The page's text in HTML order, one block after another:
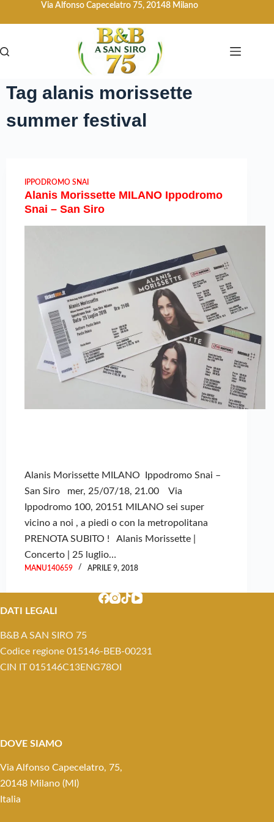
Via Alfonso Capecelatro 75, 20148 Milano
Tag alanis morissette
summer festival
IPPODROMO SNAI
Alanis Morissette MILANO Ippodromo
Snai – San Siro
Alanis Morissette MILANO Ippodromo Snai –
San Siro mer, 25/07/18, 21.00 Via
Ippodromo 100, 20151 MILANO sei super
vicino a noi , a piedi o con la metropolitana
PRENOTA SUBITO ! Alanis Morissette |
Concerto | 25 luglio…
MANU140659 APRILE 9, 2018
DATI LEGALI
B&B A SAN SIRO 75
Codice regione 015146-BEB-00231
CIN IT 015146C13ENG78OI
DOVE SIAMO
Via Alfonso Capecelatro, 75,
20148 Milano (MI)
Italia